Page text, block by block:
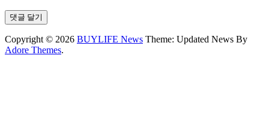
Copyright © 2026 BUYLIFE News Theme: Updated News By
Adore Themes.